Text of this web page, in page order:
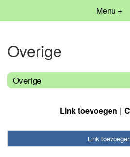
Menu +
Overige
Overige
Link toevoegen
Link toevoegen